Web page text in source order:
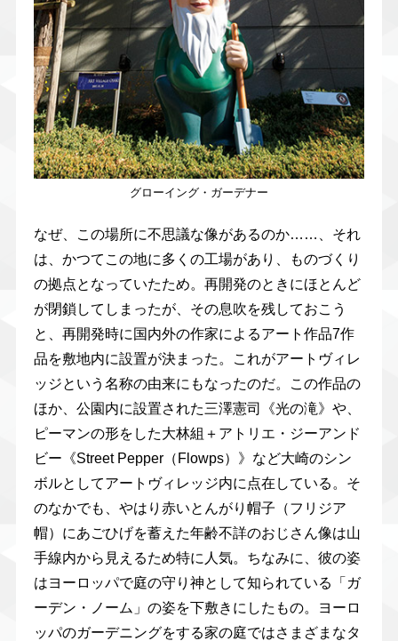
グローイング・ガーデナー
なぜ、この場所に不思議な像があるのか……、それ
は、かつてこの地に多くの工場があり、ものづくり
の拠点となっていたため。再開発のときにほとんど
が閉鎖してしまったが、その息吹を残しておこう
と、再開発時に国内外の作家によるアート作品7作
品を敷地内に設置が決まった。これがアートヴィレ
ッジという名称の由来にもなったのだ。この作品の
ほか、公園内に設置された三澤憲司《光の滝》や、
ピーマンの形をした大林組＋アトリエ・ジーアンド
ビー《Street Pepper（Flowps）》など大崎のシン
ボルとしてアートヴィレッジ内に点在している。そ
のなかでも、やはり赤いとんがり帽子（フリジア
帽）にあごひげを蓄えた年齢不詳のおじさん像は山
手線内から見えるため特に人気。ちなみに、彼の姿
はヨーロッパで庭の守り神として知られている「ガ
ーデン・ノーム」の姿を下敷きにしたもの。ヨーロ
ッパのガーデニングをする家の庭ではさまざまなタ